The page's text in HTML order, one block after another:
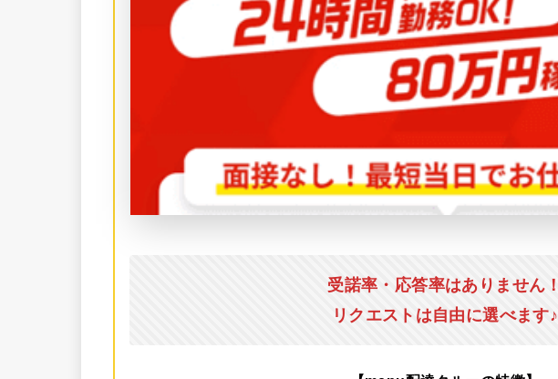
受諾率・応答率はありません！
リクエストは自由に選べます♪